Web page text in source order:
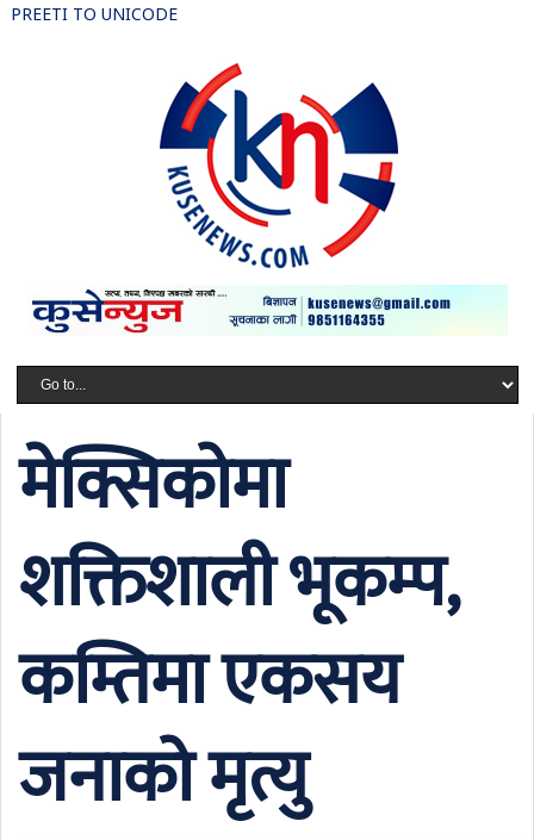
PREETI TO UNICODE
मेक्सिकोमा
शक्तिशाली भूकम्प,
कम्तिमा एकसय
जनाको मृत्यु